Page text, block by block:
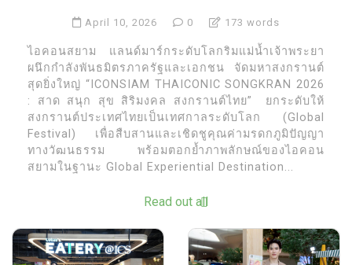
April 10, 2026 0 173 words
ไอคอนสยาม แลนด์มาร์กระดับโลกริมแม่น้ำเจ้าพระยา
ผนึกกำลังพันธมิตรภาครัฐและเอกชน จัดมหาสงกรานต์
สุดยิ่งใหญ่ “ICONSIAM THAICONIC SONGKRAN 2026
: สาด สนุก สุข สิริมงคล สงกรานต์ไทย” ยกระดับให้
สงกรานต์ประเทศไทยเป็นเทศกาลระดับโลก (Global
Festival) เพื่อสืบสานและเชิดชูคุณค่ามรดกภูมิปัญญา
ทางวัฒนธรรม พร้อมตอกย้ำภาพลักษณ์ของไอคอน
สยามในฐานะ Global Experiential Destination...
Read out all